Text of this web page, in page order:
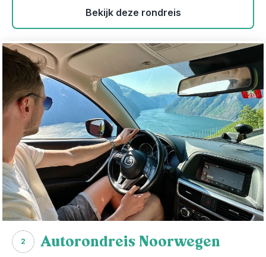
Bekijk deze rondreis
2 Autorondreis Noorwegen